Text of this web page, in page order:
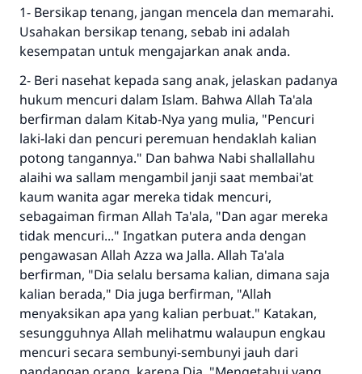
1- Bersikap tenang, jangan mencela dan memarahi.
Usahakan bersikap tenang, sebab ini adalah
kesempatan untuk mengajarkan anak anda.
2- Beri nasehat kepada sang anak, jelaskan padanya
hukum mencuri dalam Islam. Bahwa Allah Ta'ala
berfirman dalam Kitab-Nya yang mulia, "Pencuri
laki-laki dan pencuri peremuan hendaklah kalian
potong tangannya." Dan bahwa Nabi shallallahu
alaihi wa sallam mengambil janji saat membai'at
kaum wanita agar mereka tidak mencuri,
sebagaiman firman Allah Ta'ala, "Dan agar mereka
tidak mencuri..." Ingatkan putera anda dengan
pengawasan Allah Azza wa Jalla. Allah Ta'ala
berfirman, "Dia selalu bersama kalian, dimana saja
kalian berada," Dia juga berfirman, "Allah
menyaksikan apa yang kalian perbuat." Katakan,
sesungguhnya Allah melihatmu walaupun engkau
mencuri secara sembunyi-sembunyi jauh dari
Jawaban no. 110845
menyelamatkan pernikahan.